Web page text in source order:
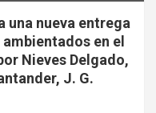
una nueva entrega
en el
Nieves Delgado,
J. G.